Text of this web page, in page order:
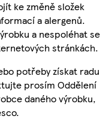
ke změně složek
a alergenů.
a nespoléhat se
stránkách.
potřeby získat radu
prosím Oddělení
daného výrobku,